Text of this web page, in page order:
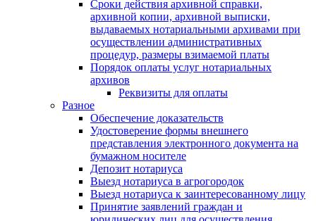
Сроки действия архивной справки,
архивной копии, архивной выписки,
выдаваемых нотариальными архивами при
осуществлении административных
процедур, размеры взимаемой платы
Порядок оплаты услуг нотариальных
архивов
Реквизиты для оплаты
Разное
Обеспечение доказательств
Удостоверение формы внешнего
представления электронного документа на
бумажном носителе
Депозит нотариуса
Выезд нотариуса в агрогородок
Выезд нотариуса к заинтересованному лицу
Принятие заявлений граждан и